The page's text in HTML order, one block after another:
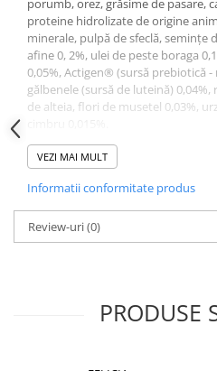
porumb, orez, grăsime de pasare,
proteine ​​hidrolizate de origine
minerale, pulpă de sfeclă, semințe
afine 0, 2%, ulei de peste boraga
0,05%, Actigen® (sursă prebiotică
gălbenele (sursă de luteină)
de alteia, flori de musetel 0,03%,
Constituenţi analitici:
cenușă brută 5,2 g, fibre brute 1,4
Aditivi (per kg) furaje:acizi grași
acizi grași omega-6 37,8 g
Aditivi:vitamine
vitamina D3 960 UI, vitamina E
Aditivi tehnologici (per hran
VEZI MAI MULT
Informatii conformitate produs
Review-uri(0)
PRODUSE